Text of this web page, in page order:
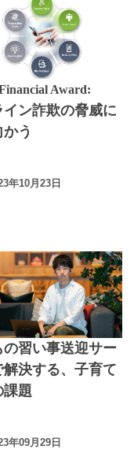
Award:
イン詐欺の脅威に
う
年10月23日
の習い事送迎サー
解決する、子育て
課題
年09月29日